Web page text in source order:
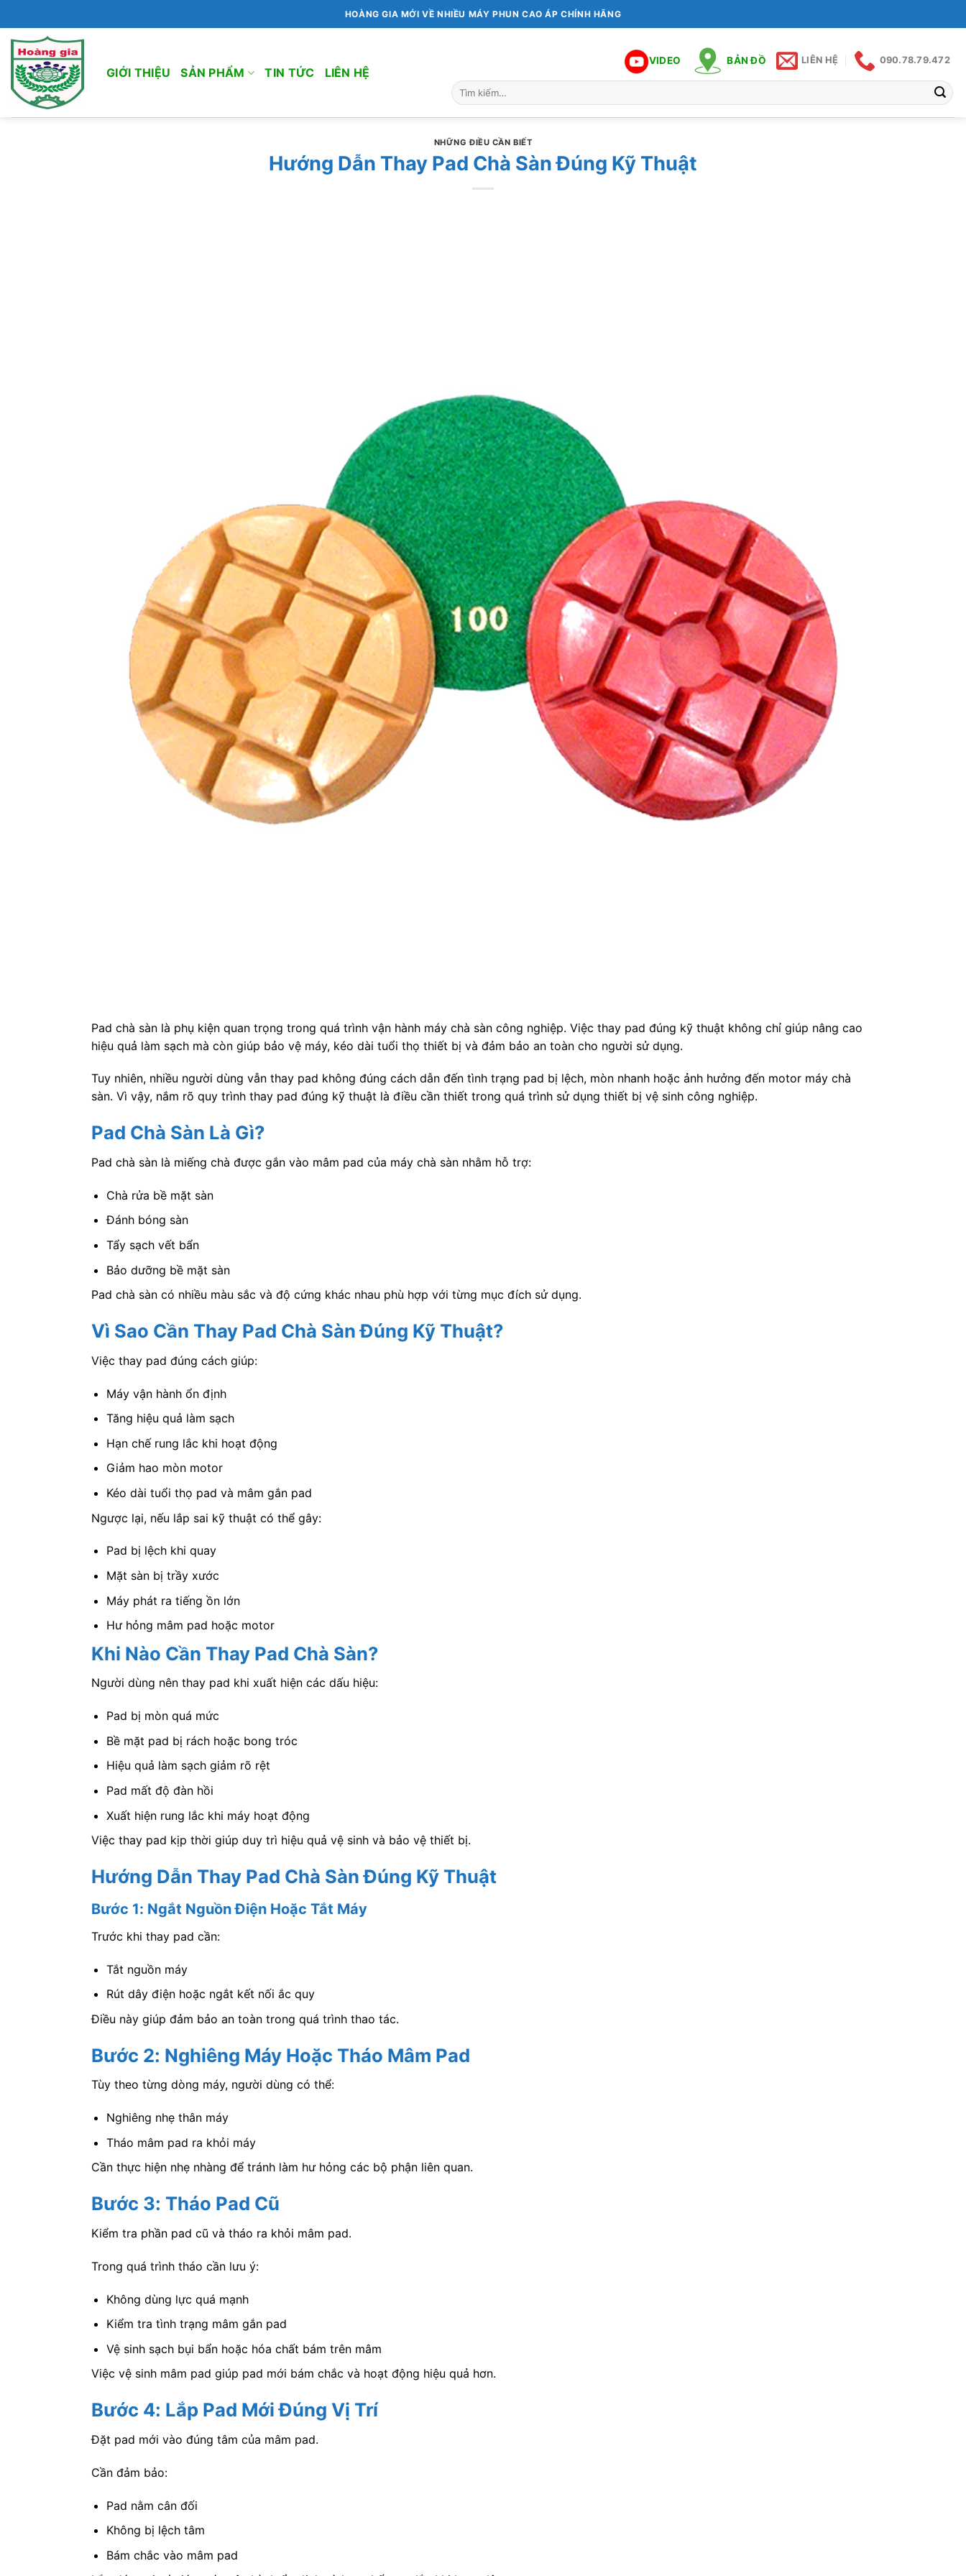
qua
nội
dung
HOÀNG GIA MỚI VỀ NHIỀU MÁY PHUN CAO ÁP CHÍNH HÃNG
GIỚI THIỆU SẢN PHẨM TIN TỨC LIÊN HỆ
VIDEO BẢN ĐỒ LIÊN HỆ 090.78.79.472
Tìm
kiếm:
NHỮNG ĐIỀU CẦN BIẾT
Hướng Dẫn Thay Pad Chà Sàn Đúng Kỹ Thuật
Pad chà sàn là phụ kiện quan trọng trong quá trình vận hành máy chà sàn công nghiệp. Việc thay pad đúng kỹ thuật không chỉ giúp nâng cao
hiệu quả làm sạch mà còn giúp bảo vệ máy, kéo dài tuổi thọ thiết bị và đảm bảo an toàn cho người sử dụng.
Tuy nhiên, nhiều người dùng vẫn thay pad không đúng cách dẫn đến tình trạng pad bị lệch, mòn nhanh hoặc ảnh hưởng đến motor máy chà
sàn. Vì vậy, nắm rõ quy trình thay pad đúng kỹ thuật là điều cần thiết trong quá trình sử dụng thiết bị vệ sinh công nghiệp.
Pad Chà Sàn Là Gì?
Pad chà sàn là miếng chà được gắn vào mâm pad của máy chà sàn nhằm hỗ trợ:
Chà rửa bề mặt sàn
Đánh bóng sàn
Tẩy sạch vết bẩn
Bảo dưỡng bề mặt sàn
Pad chà sàn có nhiều màu sắc và độ cứng khác nhau phù hợp với từng mục đích sử dụng.
Vì Sao Cần Thay Pad Chà Sàn Đúng Kỹ Thuật?
Việc thay pad đúng cách giúp:
Máy vận hành ổn định
Tăng hiệu quả làm sạch
Hạn chế rung lắc khi hoạt động
Giảm hao mòn motor
Kéo dài tuổi thọ pad và mâm gắn pad
Ngược lại, nếu lắp sai kỹ thuật có thể gây:
Pad bị lệch khi quay
Mặt sàn bị trầy xước
Máy phát ra tiếng ồn lớn
Hư hỏng mâm pad hoặc motor
Khi Nào Cần Thay Pad Chà Sàn?
Người dùng nên thay pad khi xuất hiện các dấu hiệu:
Pad bị mòn quá mức
Bề mặt pad bị rách hoặc bong tróc
Hiệu quả làm sạch giảm rõ rệt
Pad mất độ đàn hồi
Xuất hiện rung lắc khi máy hoạt động
Việc thay pad kịp thời giúp duy trì hiệu quả vệ sinh và bảo vệ thiết bị.
Hướng Dẫn Thay Pad Chà Sàn Đúng Kỹ Thuật
Bước 1: Ngắt Nguồn Điện Hoặc Tắt Máy
Trước khi thay pad cần:
Tắt nguồn máy
Rút dây điện hoặc ngắt kết nối ắc quy
Điều này giúp đảm bảo an toàn trong quá trình thao tác.
Bước 2: Nghiêng Máy Hoặc Tháo Mâm Pad
Tùy theo từng dòng máy, người dùng có thể:
Nghiêng nhẹ thân máy
Tháo mâm pad ra khỏi máy
Cần thực hiện nhẹ nhàng để tránh làm hư hỏng các bộ phận liên quan.
Bước 3: Tháo Pad Cũ
Kiểm tra phần pad cũ và tháo ra khỏi mâm pad.
Trong quá trình tháo cần lưu ý:
Không dùng lực quá mạnh
Kiểm tra tình trạng mâm gắn pad
Vệ sinh sạch bụi bẩn hoặc hóa chất bám trên mâm
Việc vệ sinh mâm pad giúp pad mới bám chắc và hoạt động hiệu quả hơn.
Bước 4: Lắp Pad Mới Đúng Vị Trí
Đặt pad mới vào đúng tâm của mâm pad.
Cần đảm bảo:
Pad nằm cân đối
Không bị lệch tâm
Bám chắc vào mâm pad